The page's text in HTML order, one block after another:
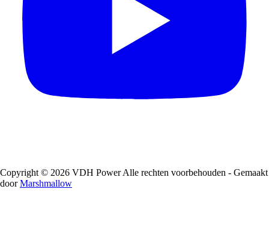
Copyright © 2026 VDH Power Alle rechten voorbehouden - Gemaakt
doorMarshmallow